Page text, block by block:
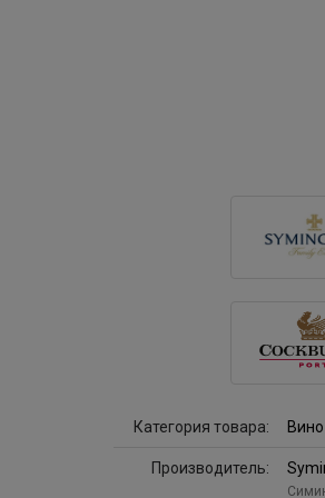
Категория товара: Вино
Производитель: